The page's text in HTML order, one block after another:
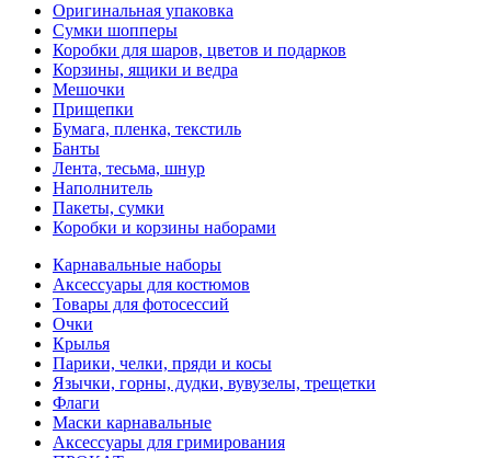
Оригинальная упаковка
Сумки шопперы
Коробки для шаров, цветов и подарков
Корзины, ящики и ведра
Мешочки
Прищепки
Бумага, пленка, текстиль
Банты
Лента, тесьма, шнур
Наполнитель
Пакеты, сумки
Коробки и корзины наборами
Карнавальные наборы
Аксессуары для костюмов
Товары для фотосессий
Очки
Крылья
Парики, челки, пряди и косы
Язычки, горны, дудки, вувузелы, трещетки
Флаги
Маски карнавальные
Аксессуары для гримирования